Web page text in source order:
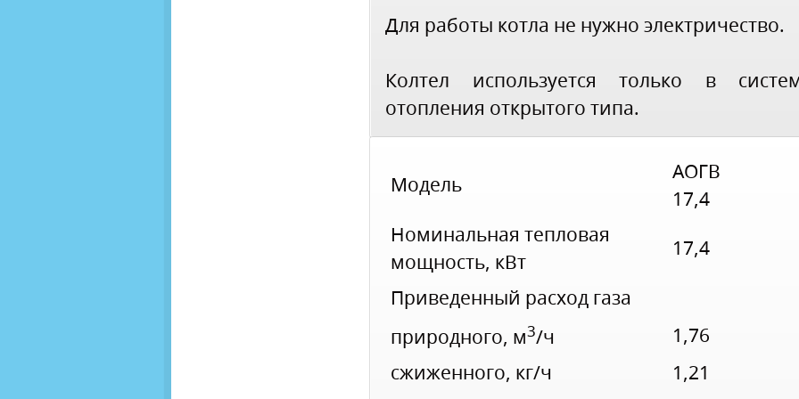
Для работы котла не нужно электричество.
Колтел используется только в
отопления открытого типа.
Модель
АОГВ
17,4
Номинальная тепловая
мощность, кВт
17,4
Приведенный расход газа
природного, м3/ч
1,76
сжиженного, кг/ч
1,21